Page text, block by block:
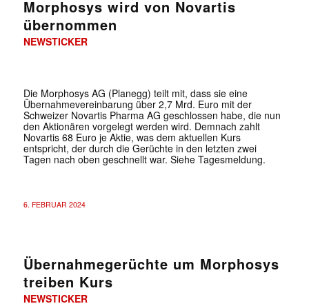
Morphosys wird von Novartis
übernommen
NEWSTICKER
Die Morphosys AG (Planegg) teilt mit, dass sie eine
Übernahmevereinbarung über 2,7 Mrd. Euro mit der
Schweizer Novartis Pharma AG geschlossen habe, die nun
den Aktionären vorgelegt werden wird. Demnach zahlt
Novartis 68 Euro je Aktie, was dem aktuellen Kurs
entspricht, der durch die Gerüchte in den letzten zwei
Tagen nach oben geschnellt war. Siehe Tagesmeldung.
6. FEBRUAR 2024
Übernahmegerüchte um Morphosys
treiben Kurs
NEWSTICKER